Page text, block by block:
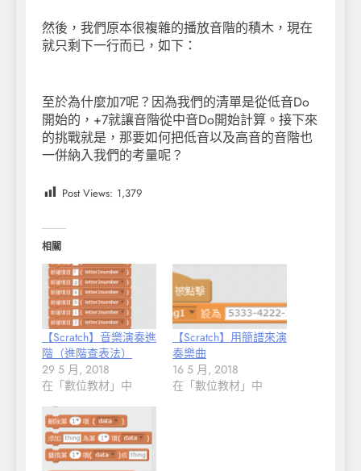
然後，我們原本很複雜的播放音階的積木，現在
就只剩下一行而已，如下：
至於為什麼加7呢？因為我們的清單是從低音Do
開始的，+7就讓音階從中音Do開始計算。接下來
的挑戰就是，那要如何把低音以及高音的音階也
一併納入我們的考量呢？
Post Views: 1,379
相關
【Scratch】音樂演奏進
階（進階查表法）
29 5 月, 2018
在「數位教材」中
【Scratch】用簡譜來演
奏樂曲
16 5 月, 2018
在「數位教材」中